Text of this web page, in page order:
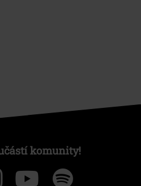
komunity!